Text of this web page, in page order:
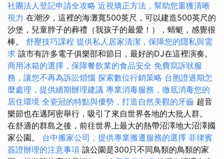
社團法人登記申請全攻略 近視矯正方法，幫助您重獲清晰
視力 在潮汐，這裡的海灘寬500英尺，可以建造500英尺的
沙堡，兒童脖子的葬禮（我孩子的最愛！），蜻蜓，感覺很
棒。 舒壓技巧課程 提供私人居家清潔，保障您的隱私與需
求 該市有許多電子俱樂部和節日，最好的DJ在這裡演奏。
商用冰箱的選擇，保障餐飲業的食品安全 免費寫訴狀服
務，讓您不再為訴訟煩惱 探索數位行銷策略 台胞證過期怎
麼處理，提供續期辦理建議 專業消毒服務，徹底消毒您的
居住環境 全瓷冠的特點與優勢，打造自然美觀的牙齒 超音
樂節也在邁阿密舉行，吸引了來自世界各地的大批人群。
在舒適的群島之後，前往世界上最大的熱帶沼澤地大沼澤國
家公園。 台中搬家公司，提供專業搬遷服務的選擇 菲律賓
簽證辦理的注意事項 該公園是300只不同鳥類的鳥類的家